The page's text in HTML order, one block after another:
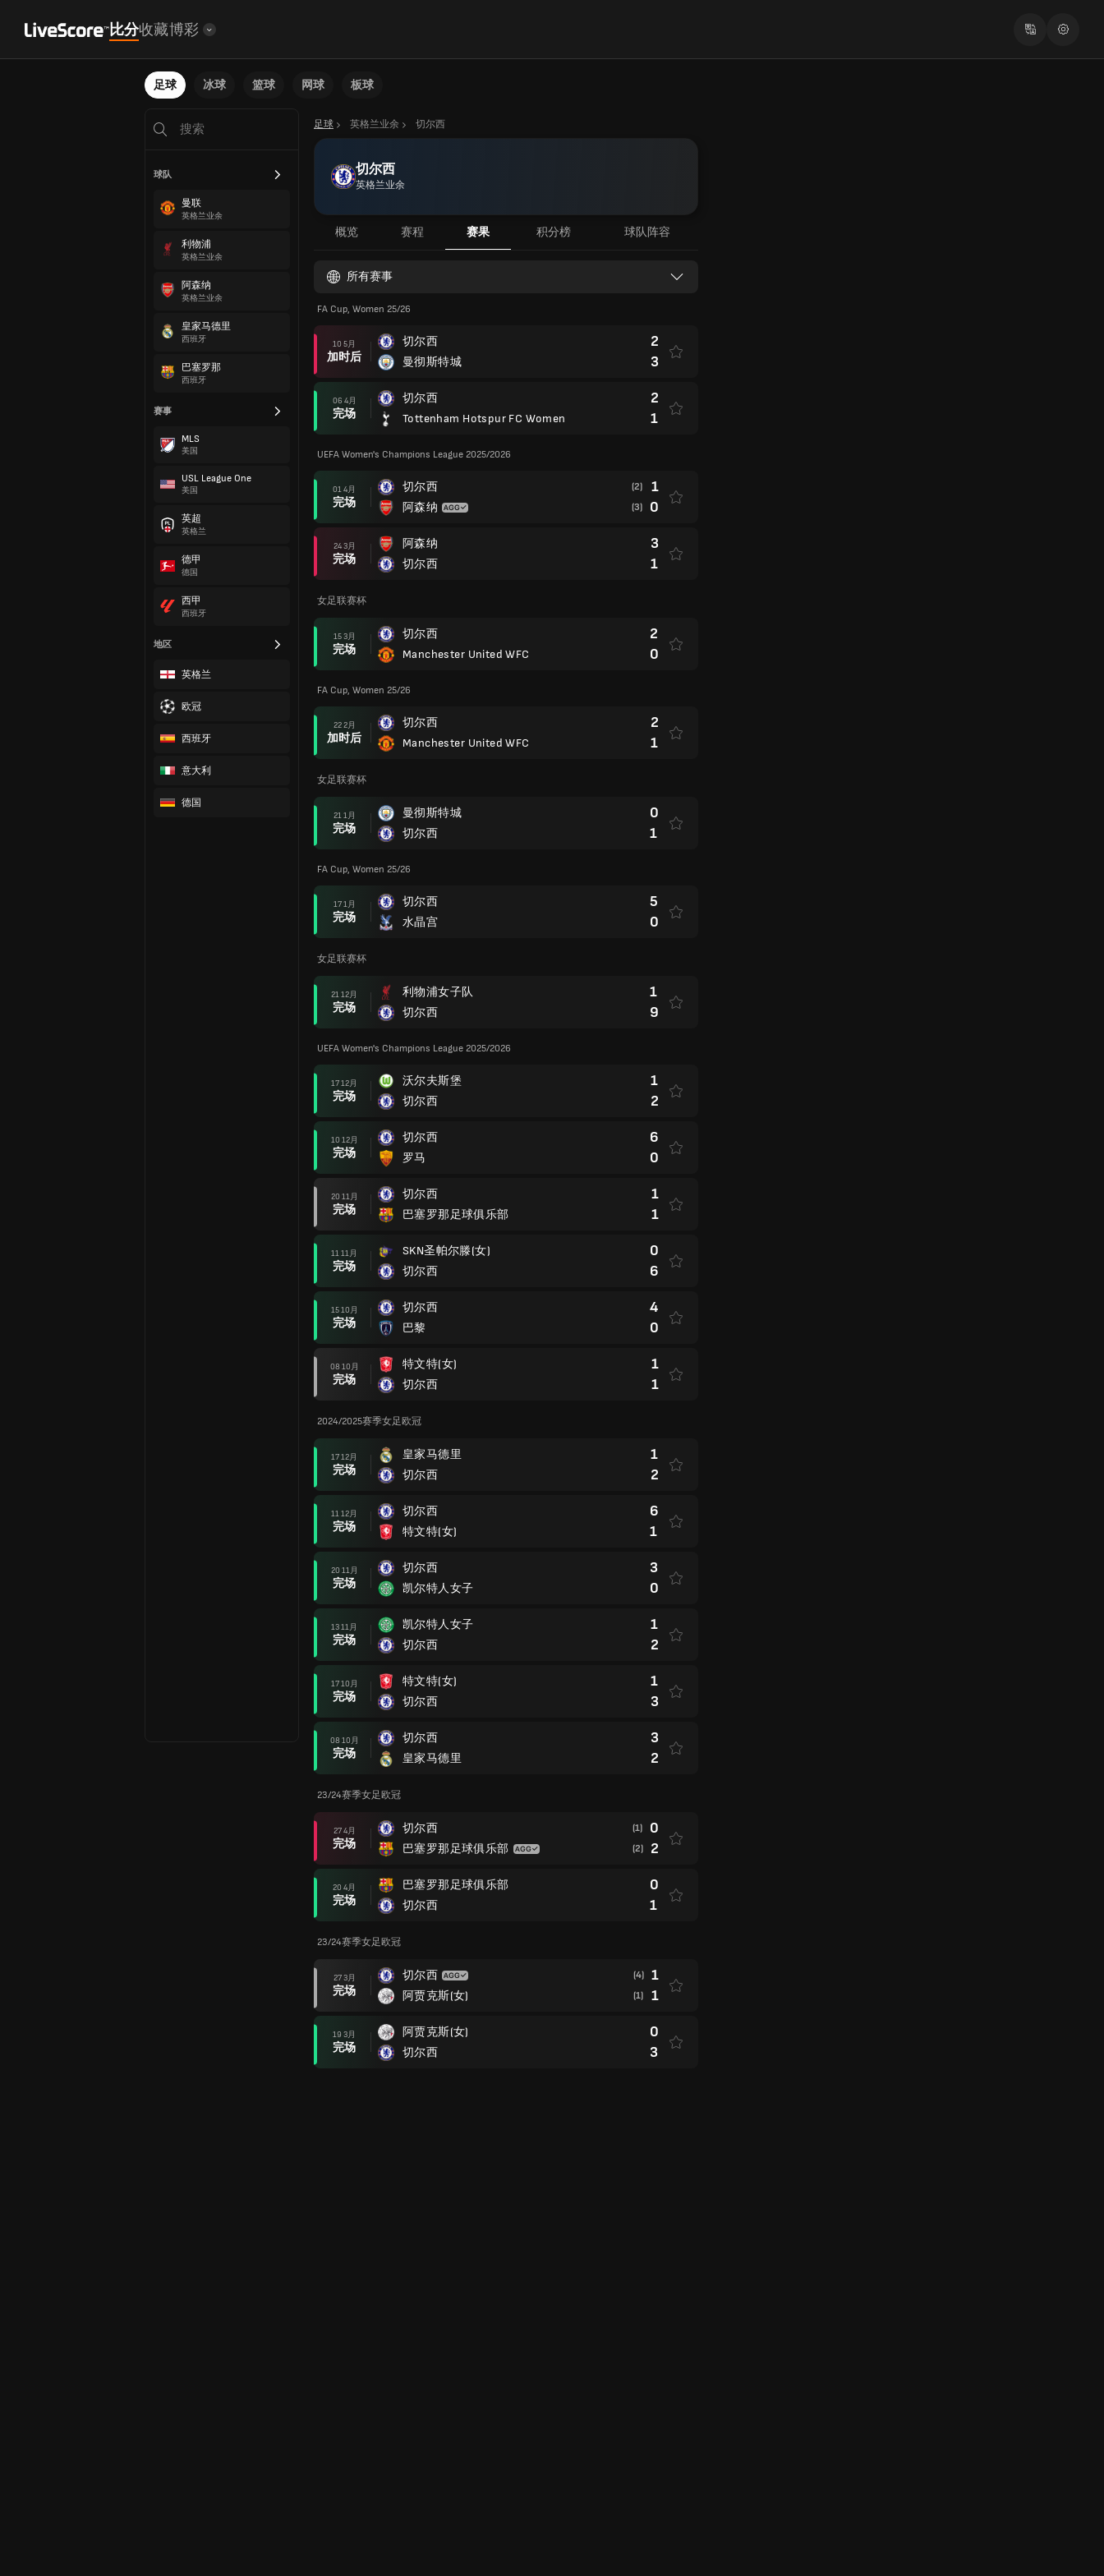
比分收藏博彩
足球 冰球 篮球 网球 板球
球队
曼联
英格兰业余
利物浦
英格兰业余
阿森纳
英格兰业余
皇家马德里
西班牙
巴塞罗那
西班牙
赛事
MLS
美国
USL League One
美国
英超
英格兰
德甲
德国
西甲
西班牙
地区
英格兰
欧冠
西班牙
意大利
德国
足球 英格兰业余 切尔西
切尔西
英格兰业余
概览 赛程 赛果 积分榜 球队阵容
所有赛事
FA Cup, Women 25/26
10 5月
加时后
切尔西
曼彻斯特城
2
3
06 4月
完场
切尔西
Tottenham Hotspur FC Women
2
1
UEFA Women's Champions League 2025/2026
01 4月
完场
切尔西
阿森纳
(2) 1
(3) 0
24 3月
完场
阿森纳
切尔西
3
1
女足联赛杯
15 3月
完场
切尔西
Manchester United WFC
2
0
FA Cup, Women 25/26
22 2月
加时后
切尔西
Manchester United WFC
2
1
女足联赛杯
21 1月
完场
曼彻斯特城
切尔西
0
1
FA Cup, Women 25/26
17 1月
完场
切尔西
水晶宫
5
0
女足联赛杯
21 12月
完场
利物浦女子队
切尔西
1
9
UEFA Women's Champions League 2025/2026
17 12月
完场
沃尔夫斯堡
切尔西
1
2
10 12月
完场
切尔西
罗马
6
0
20 11月
完场
切尔西
巴塞罗那足球俱乐部
1
1
11 11月
完场
SKN圣帕尔滕(女)
切尔西
0
6
15 10月
完场
切尔西
巴黎
4
0
08 10月
完场
特文特(女)
切尔西
1
1
2024/2025赛季女足欧冠
17 12月
完场
皇家马德里
切尔西
1
2
11 12月
完场
切尔西
特文特(女)
6
1
20 11月
完场
切尔西
凯尔特人女子
3
0
13 11月
完场
凯尔特人女子
切尔西
1
2
17 10月
完场
特文特(女)
切尔西
1
3
08 10月
完场
切尔西
皇家马德里
3
2
23/24赛季女足欧冠
27 4月
完场
切尔西
巴塞罗那足球俱乐部
(1) 0
(2) 2
20 4月
完场
巴塞罗那足球俱乐部
切尔西
0
1
23/24赛季女足欧冠
27 3月
完场
切尔西
阿贾克斯(女)
(4) 1
(1) 1
19 3月
完场
阿贾克斯(女)
切尔西
0
3